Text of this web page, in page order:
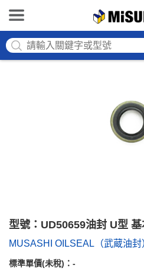
型號：UD50659油封 U型
MUSASHI OILSEAL（武蔵油封
標準單價(未稅)： -